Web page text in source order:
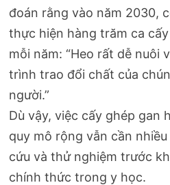
đoán rằng vào năm 2030,
thực hiện hàng trăm ca
mỗi năm: “Heo rất dễ nuôi
trình trao đổi chất của
người.”
Dù vậy, việc cấy ghép gan
quy mô rộng vẫn cần
cứu và thử nghiệm trước
chính thức trong y học.